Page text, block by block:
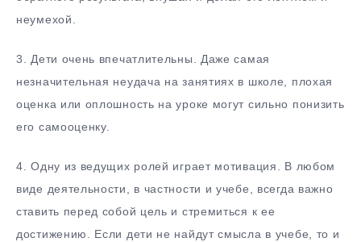
неумехой.
3.​ Дети очень впечатлительны. Даже самая
незначительная неудача на занятиях в школе, плохая
оценка или оплошность на уроке могут сильно понизить
его самооценку.
4.​ Одну из ведущих ролей играет мотивация. В любом
виде деятельности, в частности и учебе, всегда важно
ставить перед собой цель и стремиться к ее
достижению. Если дети не найдут смысла в учебе, то и